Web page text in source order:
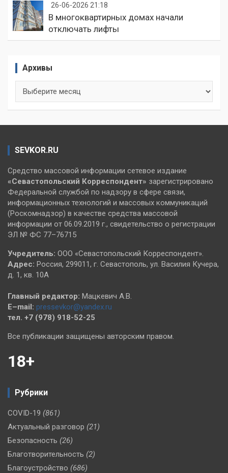
26-06-2026 21:18
В многоквартирных домах начали
отключать лифты
Архивы
SEVKOR.RU
Средство массовой информации сетевое издание
«Севастопольский Корреспондент» зарегистрировано
Федеральной службой по надзору в сфере связи,
информационных технологий и массовых коммуникаций
(Роскомнадзор) в качестве средства массовой
информации от 06.09.2019 г., свидетельство о регистрации
ЭЛ № ФС 77–76715
Учредитель: ООО «Севастопольский Корреспондент».
Адрес: Россия, 299011, г. Севастополь, ул. Василия Кучера,
д. 1, кв. 10А
Главный редактор: Мацкевич А.В.
E–mail: pressevkor@yandex.ru
тел. +7 (978) 918-52-25
Все публикации защищены авторским правом.
18+
Рубрики
COVID-19 (861)
Актуальный разговор (21)
Безопасность (26)
Благотворительность (2)
Благоустройство (686)